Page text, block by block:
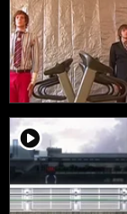
player2